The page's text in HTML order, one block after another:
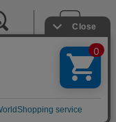
お問い合せ
取引法に基づく表記
RESERVED.